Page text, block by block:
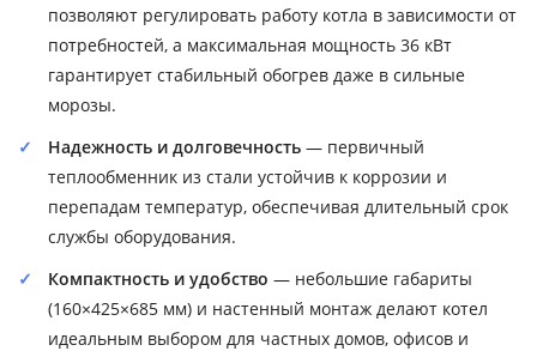
позволяют регулировать работу котла в зависимости от
потребностей, а максимальная мощность 36 кВт
гарантирует стабильный обогрев даже в сильные
морозы.
Надежность и долговечность — первичный
теплообменник из стали устойчив к коррозии и
перепадам температур, обеспечивая длительный срок
службы оборудования.
Компактность и удобство — небольшие габариты
(160×425×685 мм) и настенный монтаж делают котел
идеальным выбором для частных домов, офисов и